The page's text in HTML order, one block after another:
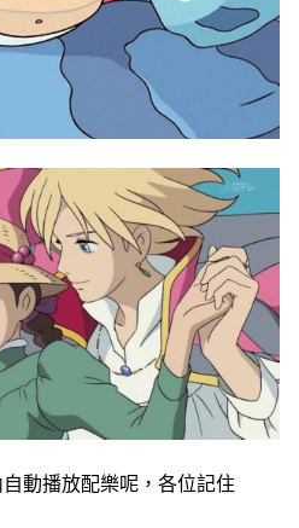
動播放配樂呢，各位記住